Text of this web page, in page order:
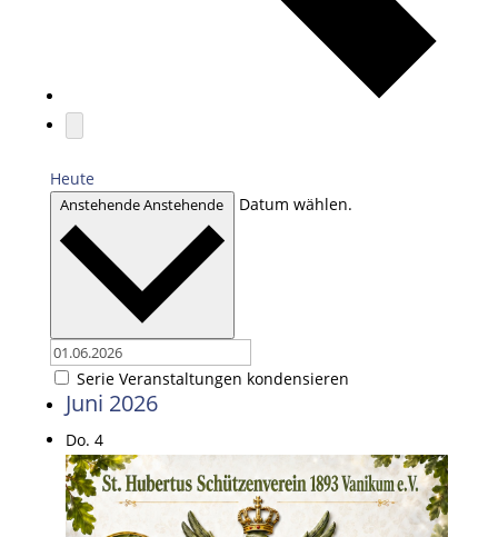
Heute
AnstehendeAnstehende Datum wählen.
Serie Veranstaltungen kondensieren
Juni 2026
Do. 4